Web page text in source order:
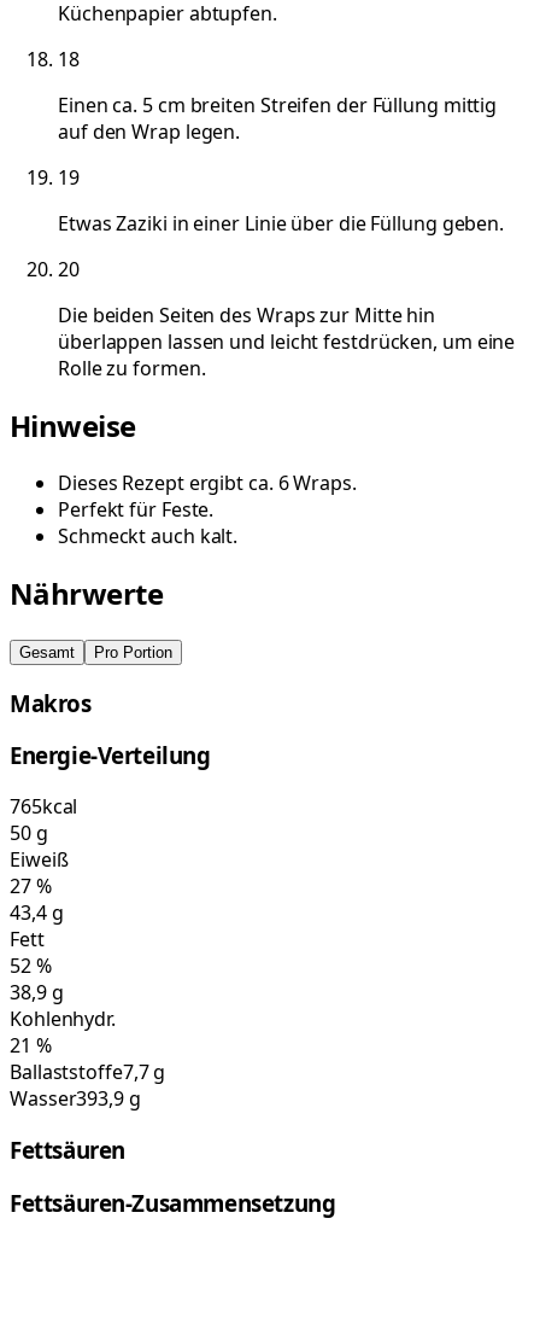
Küchenpapier abtupfen.
18
Einen ca. 5 cm breiten Streifen der Füllung mittig
auf den Wrap legen.
19
Etwas Zaziki in einer Linie über die Füllung geben.
20
Die beiden Seiten des Wraps zur Mitte hin
überlappen lassen und leicht festdrücken, um eine
Rolle zu formen.
Hinweise
Dieses Rezept ergibt ca. 6 Wraps.
Perfekt für Feste.
Schmeckt auch kalt.
Nährwerte
Gesamt Pro Portion
Makros
Energie-Verteilung
765kcal
50g
Eiweiß
27%
43,4g
Fett
52%
38,9g
Kohlenhydr.
21 %
Ballaststoffe7,7 g
Wasser393,9 g
Fettsäuren
Fettsäuren-Zusammensetzung